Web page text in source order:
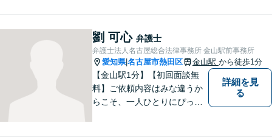
ーションを重視し、情報連携
を図りながら納得の解決へと
導いてまいります。
劉 可心 弁護士
弁護士法人名古屋総合法律事務所 金山駅前事務所
愛知県|名古屋市熱田区 金山駅 から徒歩1分
【金山駅1分】【初回面談無
料】ご依頼内容はみな違うか
らこそ、一人ひとりにぴった
詳細を見
る